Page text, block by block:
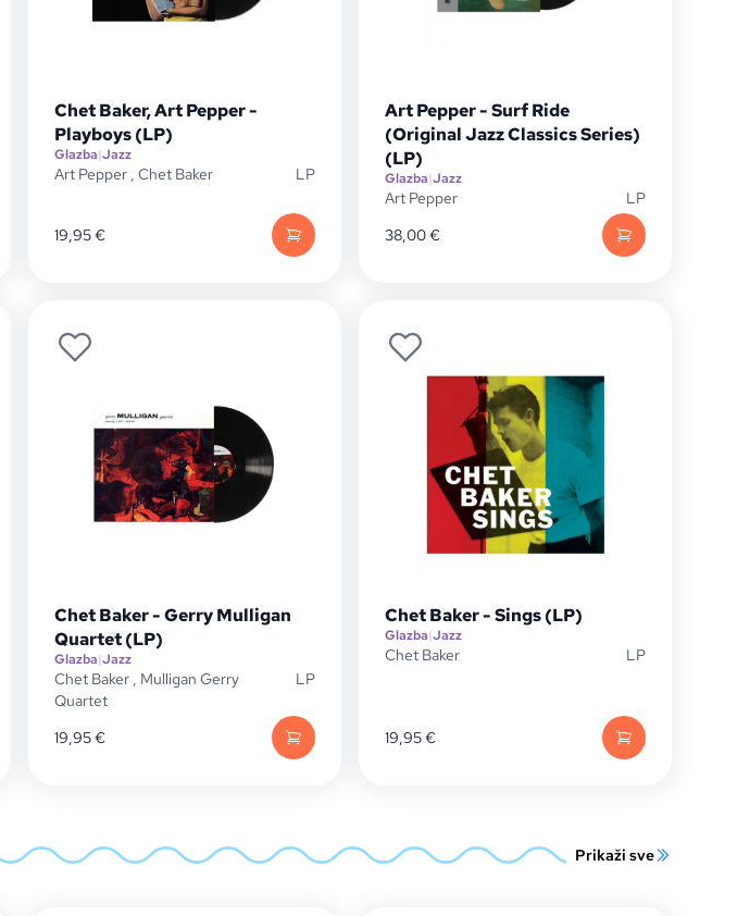
Chet Baker, Art Pepper -
Playboys (LP)
Glazba|Jazz
Art Pepper , Chet Baker LP
19,95€
Art Pepper - Surf Ride
(Original Jazz Classics Series)
(LP)
Glazba|Jazz
Art Pepper
LP
38,00€
Chet Baker - Gerry Mulligan
Quartet (LP)
Glazba|Jazz
Chet Baker , Mulligan Gerry
Quartet
LP
19,95€
Chet Baker - Sings (LP)
Glazba|Jazz
Chet Baker LP
19,95€
Prikaži sve